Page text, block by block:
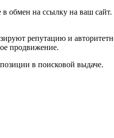
обмен на ссылку на ваш
репутацию и
продвижение.
в поисковой выдаче.